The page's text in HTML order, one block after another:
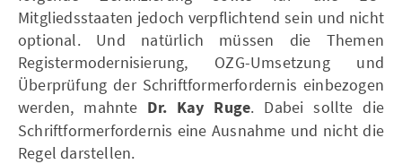
Mitgliedsstaaten jedoch verpflichtend sein und nicht
optional. Und natürlich müssen die Themen
Registermodernisierung, OZG-Umsetzung und
Überprüfung der Schriftformerfordernis einbezogen
werden, mahnte Dr. Kay Ruge. Dabei sollte die
Schriftformerfordernis eine Ausnahme und nicht die
Regel darstellen.